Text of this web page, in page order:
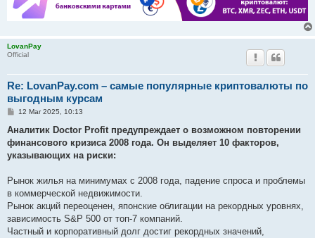
LovanPay
Official
Re: LovanPay.com – самые популярные криптовалюты по
выгодным курсам
P
s
12 Mar 2025, 10:13
Аналитик Doctor Profit предупреждает о возможном повторении
финансового кризиса 2008 года. Он выделяет 10 факторов,
указывающих на риски:
Рынок жилья на минимумах с 2008 года, падение спроса и проблемы
в коммерческой недвижимости.
Рынок акций переоценен, японские облигации на рекордных уровнях,
зависимость S&P 500 от топ-7 компаний.
Частный и корпоративный долг достиг рекордных значений,